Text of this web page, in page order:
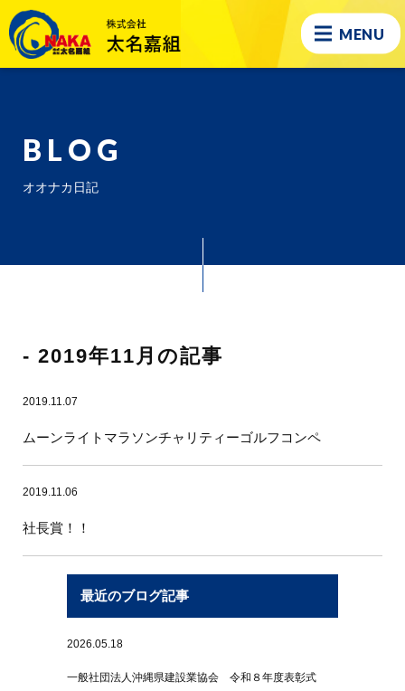
MENU
BLOG
オオナカ日記
- 2019年11月の記事
2019.11.07
ムーンライトマラソンチャリティーゴルフコンペ
2019.11.06
社長賞！！
最近のブログ記事
2026.05.18
一般社団法人沖縄県建設業協会 令和８年度表彰式